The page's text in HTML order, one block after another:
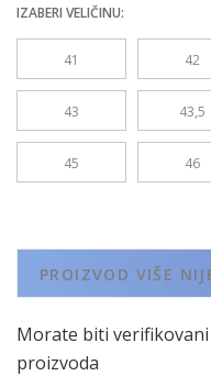
IZABERI VELIČINU:
41 42
43 43,5
45 46
PROIZVOD VIŠE
Morate biti
proizvoda